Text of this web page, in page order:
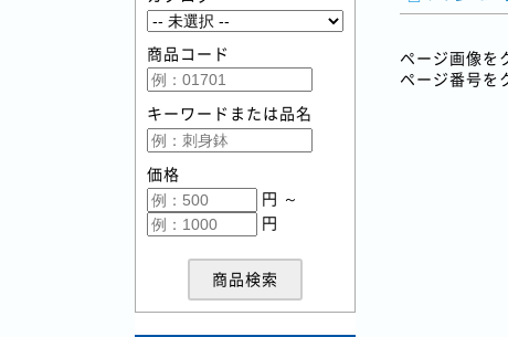
商品コード
キーワードまたは品名
価格
円 ～
円
商品検索
ページ画像を
ページ番号を